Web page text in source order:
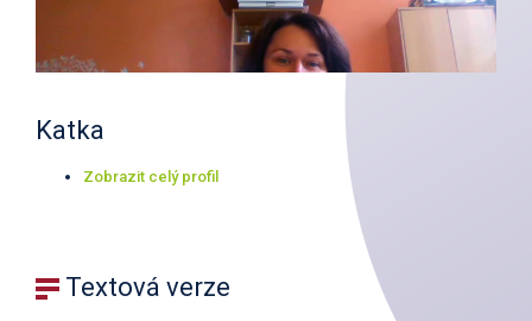
Katka
Zobrazit celý profil
Textová verze